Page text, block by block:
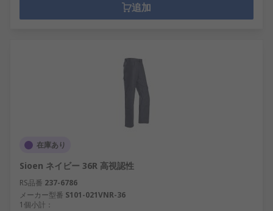
追加
在庫あり
Sioen ネイビー 36R 高視認性
RS品番 237-6786
メーカー型番 S101-021VNR-36
1個小計：